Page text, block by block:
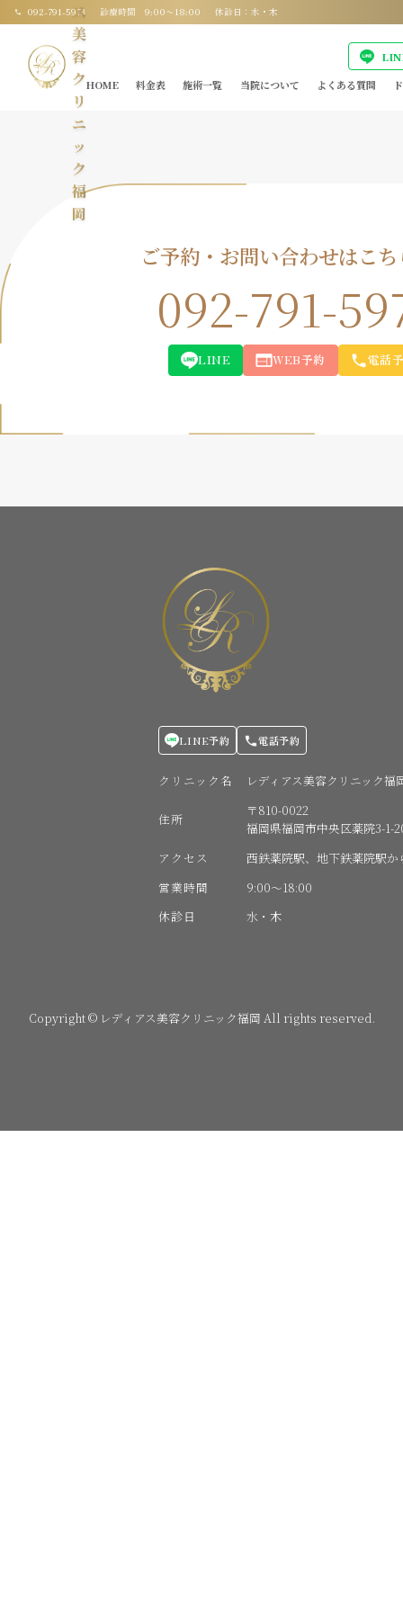
092-791-5973 診療時間 9:00〜18:00 休診日：水・木
ス
美
容
ク
リ
ニ
ッ
ク
福
岡
HOME
料金表 施術一覧 当院について よくある質問
ご予約・お問い合わせはこ
092-791-
LINE WEB予約 電話
LINE予約 電話予約
クリニック名 レディアス美容クリニック福
住所
〒810-0022
福岡県福岡市中央区薬院3-1-
アクセス
西鉄薬院駅、地下鉄薬院駅か
営業時間
9:00〜18:00
休診日
水・木
Copyright © レディアス美容クリニック福岡 All rights reserved.